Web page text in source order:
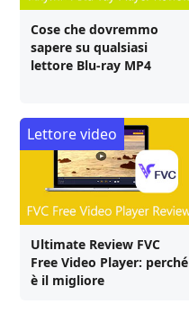
Cose che dovremmo
sapere su qualsiasi
lettore Blu-ray MP4
Ultimate Review FVC
Free Video Player: perché
è il migliore
Lettore video